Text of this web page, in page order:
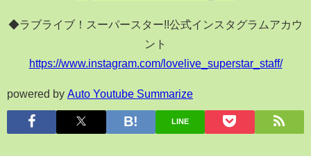
◆ラブライブ！スーパースター!!公式インスタグラムアカウ
ント
https://www.instagram.com/lovelive_superstar_staff/
powered by Auto Youtube Summarize
LINE